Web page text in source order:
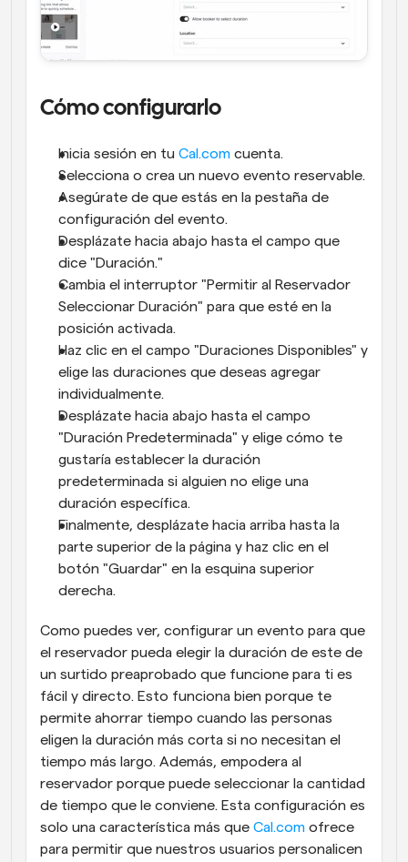
Cómo configurarlo
Inicia sesión en tu Cal.com cuenta.
Selecciona o crea un nuevo evento reservable.
Asegúrate de que estás en la pestaña de
configuración del evento.
Desplázate hacia abajo hasta el campo que
dice "Duración."
Cambia el interruptor "Permitir al Reservador
Seleccionar Duración" para que esté en la
posición activada.
Haz clic en el campo "Duraciones Disponibles" y
elige las duraciones que deseas agregar
individualmente.
Desplázate hacia abajo hasta el campo
"Duración Predeterminada" y elige cómo te
gustaría establecer la duración
predeterminada si alguien no elige una
duración específica.
Finalmente, desplázate hacia arriba hasta la
parte superior de la página y haz clic en el
botón "Guardar" en la esquina superior
derecha.
Como puedes ver, configurar un evento para que
el reservador pueda elegir la duración de este de
un surtido preaprobado que funcione para ti es
fácil y directo. Esto funciona bien porque te
permite ahorrar tiempo cuando las personas
eligen la duración más corta si no necesitan el
tiempo más largo. Además, empodera al
reservador porque puede seleccionar la cantidad
de tiempo que le conviene. Esta configuración es
solo una característica más que Cal.com ofrece
para permitir que nuestros usuarios personalicen